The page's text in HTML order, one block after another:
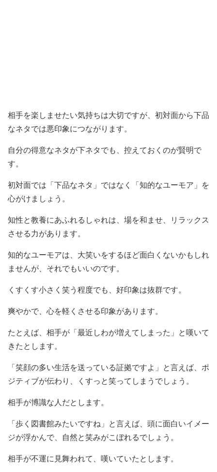
相手を楽しませたい気持ちは大切ですが、初対面から下品
なネタでは悪印象につながります。
自分の得意なネタが下ネタでも、控えておくのが賢明で
す。
初対面では「下品なネタ」ではなく「知的なユーモア」を
心がけましょう。
知性と教養にあふれるしゃれは、場を和ませ、リラックス
させる力があります。
知的なユーモアは、大笑いをするほど面白くないかもしれ
ませんが、それでもいいのです。
くすくす小さく笑う程度でも、好印象は抜群です。
爽やかで、心を軽くさせる印象があります。
たとえば、相手が「最近しわが増えてしまった」と嘆いて
きたとします。
「笑顔の多い生活を送っている証拠ですよ」と言えば、ポ
ジティブが伝わり、くすっと笑ってしまうでしょう。
相手が博識な人だとします。
「歩く図書館みたいですね」と言えば、頭に面白いイメー
ジが浮かんで、自然と笑みがこぼれるでしょう。
相手が不運に見舞われて、嘆いていたとします。